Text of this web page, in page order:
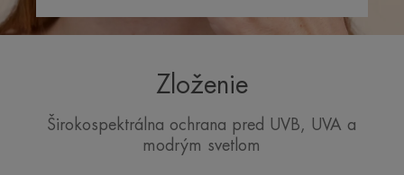
Zloženie
Širokospektrálna ochrana pred UVB, UVA a
modrým svetlom